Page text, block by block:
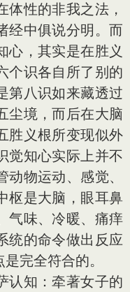
体性的非我之法，
经中俱说分明。而
心，其实是在胜义
个识各自所了别的
第八识如来藏透过
尘境，而后在大脑
胜义根所变现似外
觉知心实际上并不
物运动、感觉、
枢是大脑，眼耳鼻
气味、冷暖、痛痒
统的命令做出反应
完全符合的。
知：牵著女子的